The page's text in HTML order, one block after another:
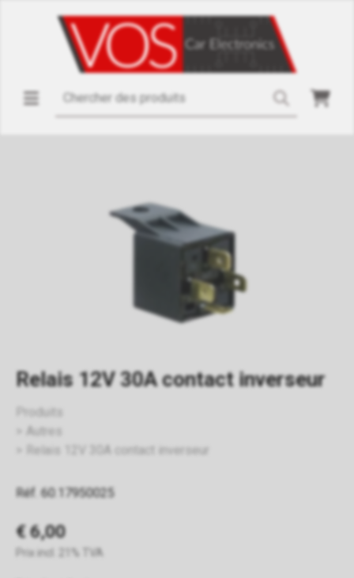
Relais 12V 30A contact inverseur
Produits
Autres
Relais 12V 30A contact inverseur
Réf. 60.17950025
€ 6,00
Prix incl. 21% TVA